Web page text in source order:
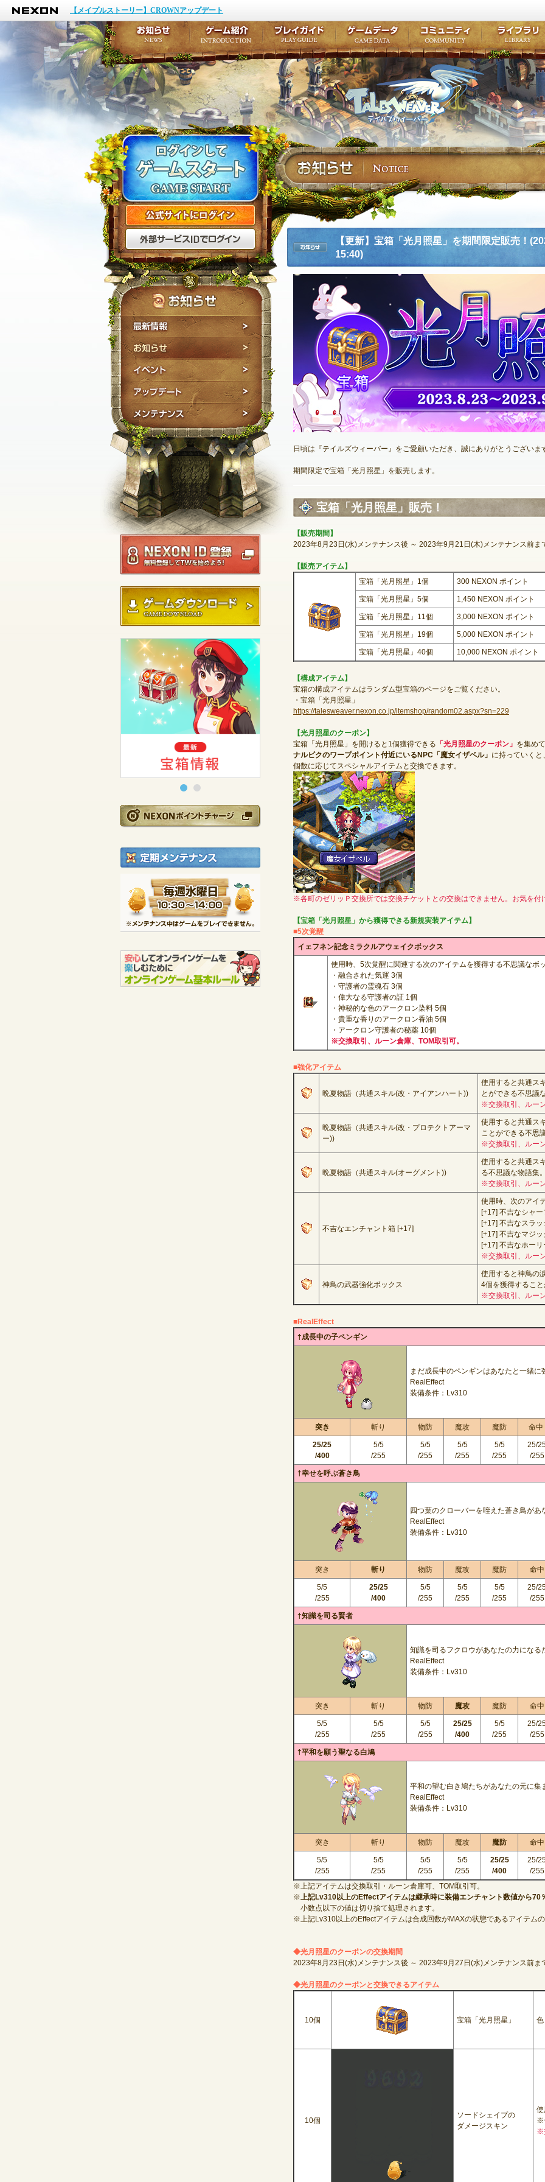
NEXON
【メイプルストーリー】CROWNアップデート
テイルズ
公式サイトにログイン
外部サービスIDでログイン
最新情報
お知らせ
イベント
アップデート
メンテナンス
NEXON ID登録
NEXONポイントチャージ
定期メンテナンス
毎週水曜日 10:30～14:00
※メンテナンス中はゲームをプレイできません。
【更新】宝箱「光月照星」を期間限定販売！
15:40)
日頃は『テイルズウィーバー』をご愛顧いただき、誠にありがとうございま
期間限定で宝箱「光月照星」を販売します。
宝箱「光月照星」販売！
【販売期間】
2023年8月23日(水)メンテナンス後 ～ 2023年9月21日(木)メンテナンス前ま
【販売アイテム】
宝箱「光月照星」1個
300 NEXON ポイント
宝箱「光月照星」5個 1,450 NEXON ポイント
宝箱「光月照星」11個 3,000 NEXON ポイント
宝箱「光月照星」19個 5,000 NEXON ポイント
宝箱「光月照星」40個 10,000 NEXON ポイント
【構成アイテム】
宝箱の構成アイテムはランダム型宝箱のページをご覧ください。
・宝箱「光月照星」
https://talesweaver.nexon.co.jp/itemshop/random02.aspx?sn=229
【光月照星のクーポン】
宝箱「光月照星」を開けると1個獲得できる 「光月照星のクーポン」 を集め
ナルビクのワープポイント付近にいるNPC「魔女イザベル」 に持っていくと
個数に応じてスペシャルアイテムと交換できます。
※各町のゼリッＰ交換所では交換チケットとの交換はできません。お気を付
【宝箱「光月照星」から獲得できる新規実装アイテム】
■5次覚醒
イェフネン記念ミラクルアウェイクボックス
使用時、5次覚醒に関連する次のアイテムを獲得する不思議なボ
・融合された気運 3個
・守護者の霊魂石 3個
・偉大なる守護者の証 1個
・神秘的な色のアークロン染料 5個
・貴重な香りのアークロン香油 5個
・アークロン守護者の秘薬 10個
※交換取引、ルーン倉庫、TOM取引可。
■強化アイテム
晩夏物語（共通スキル(改・アイアンハート))
使用すると 共通ス
とができる不思議
※交換取引、ルー
晩夏物語（共通スキル(改・プロテクトアーマ
ー))
使用すると 共通ス
ことができる不思
※交換取引、ルー
晩夏物語（共通スキル(オーグメント))
使用すると 共通ス
る不思議な物語集
※交換取引、ルー
不吉なエンチャント箱 [+17]
使用時、次のアイ
[+17] 不吉なシャ
[+17] 不吉なスラ
[+17] 不吉なマジ
[+17] 不吉なホー
※交換取引、ルー
神鳥の武器強化ボックス
使用すると神鳥の
4個を獲得するこ
※交換取引、ルー
■RealEffect
†成長中の子ペンギン
まだ成長中のペンギンはあなたと一緒に
RealEffect
装備条件：Lv310
突き 斬り 物防 魔攻 魔防 命中
25/25
/400
5/5
/255
5/5
/255
5/5
/255
5/5
/255
25/
/255
†幸せを呼ぶ蒼き鳥
四つ葉のクローバーを咥えた蒼き鳥が
RealEffect
装備条件：Lv310
突き 斬り 物防 魔攻 魔防 命中
5/5
/255
25/25
/400
5/5
/255
5/5
/255
5/5
/255
25/
/255
†知識を司る賢者
知識を司るフクロウがあなたの力になる
RealEffect
装備条件：Lv310
突き 斬り 物防 魔攻 魔防 命中
5/5
/255
5/5
/255
5/5
/255
25/25
/400
5/5
/255
25/
/255
†平和を願う聖なる白鳩
平和の望む白き鳩たちがあなたの元に集
RealEffect
装備条件：Lv310
突き 斬り 物防 魔攻 魔防 命中
5/5
/255
5/5
/255
5/5
/255
5/5
/255
25/25
/400
25/
/255
※上記アイテムは交換取引・ルーン倉庫可、TOM取引可。
※上記Lv310以上のEffectアイテムは継承時に装備エンチャント数値から70
小数点以下の値は切り捨て処理されます。
※上記Lv310以上のEffectアイテムは合成回数がMAXの状態であるアイテム
◆光月照星のクーポンの交換期間
2023年8月23日(水)メンテナンス後 ～ 2023年9月27日(水)メンテナンス前ま
◆光月照星のクーポンと交換できるアイテム
10個 宝箱「光月照星」
10個
ソードシェイプの
ダメージスキン
※
※
お知らせ
イベント
アップデート
メンテナンス
ゲーム紹介
ここだけは知っておこうプレイガイド
ワープポイント
ゲームデータ
ルーンスキル
コミュニティ
コミュニテ